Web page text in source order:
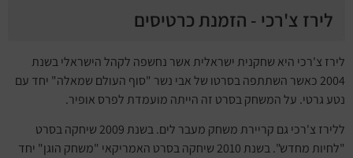
לירז צ'רכי - הזמנת כרטיסים
לירז צ'רכי היא שחקנית ישראלית אשר נחשפה לקהל הישראלי בשנת
2004 כאשר השתתפה בסרטו של אבי נשר "סוף העולם שמאלה" יחד עם
נטע גרטי. על המשחק בסרט זה הייתה מועמדת לפרס אופיר.
ללירז צ'רכי גם קריירת משחק מעבר לים. בשנת 2009 שיחקה בסרט
"לחיות מחדש". בשנת 2010 שיחקה בסרט האמריקאי "משחק הוגן" יחד